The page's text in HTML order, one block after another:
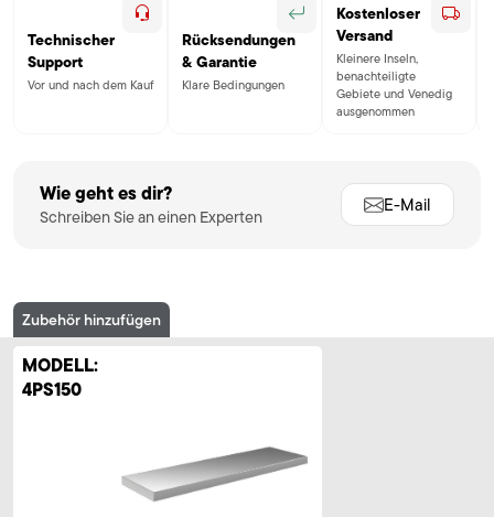
Technischer
Support
Vor und nach dem Kauf
Rücksendungen
& Garantie
Klare Bedingungen
Kostenloser
Versand
Kleinere Inseln,
benachteiligte
Gebiete und Venedig
ausgenommen
Wie geht es dir?
Schreiben Sie an einen Experten
E-Mail
Zubehör hinzufügen
MODELL:
4PS150